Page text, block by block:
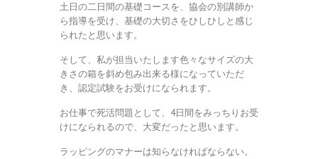
土日の二日間の基礎コースを、協会の別講師か
ら指導を受け、基礎の大切さをひしひしと感じ
られたと思います。
そして、私が担当いたします色々なサイズの大
きさの箱を斜め包み出来る様になっていただ
き、認定試験をお受けになられます。
お仕事で死活問題として、4日間をみっちりお受
けになられるので、大変だったと思います。
ラッピングのマナーは知らなければならない。